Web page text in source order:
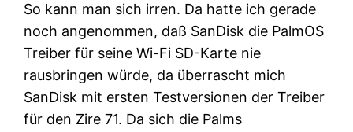
So kann man sich irren. Da hatte ich gerade
noch angenommen, daß SanDisk die PalmOS
Treiber für seine Wi-Fi SD-Karte nie
rausbringen würde, da überrascht mich
SanDisk mit ersten Testversionen der Treiber
für den Zire 71. Da sich die Palms